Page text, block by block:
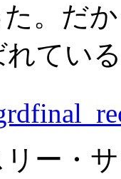
。だ
れてい
ー・